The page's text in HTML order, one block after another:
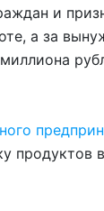
и
а за
продуктов